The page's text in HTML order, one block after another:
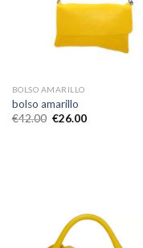
BOLSO AMARILLO
bolso amarillo
€42.00 €26.00